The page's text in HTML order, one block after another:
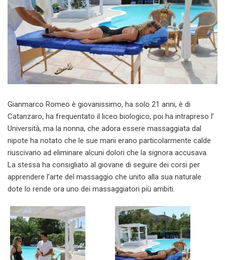
Gianmarco Romeo è giovanissimo, ha solo 21 anni, è di
Catanzaro, ha frequentato il liceo biologico, poi ha intrapreso l’
Università, ma la nonna, che adora essere massaggiata dal
nipote ha notato che le sue mani erano particolarmente calde
riuscivano ad eliminare alcuni dolori che la signora accusava.
La stessa ha consigliato al giovane di seguire dei corsi per
apprendere l’arte del massaggio che unito alla sua naturale
dote lo rende ora uno dei massaggiatori più ambiti.